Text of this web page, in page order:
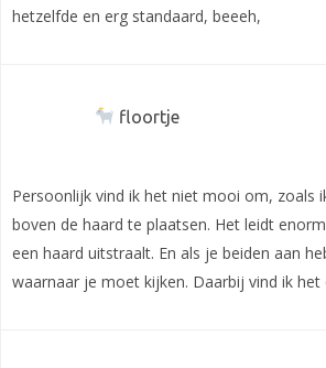
hetzelfde en erg standaard, beeeh,
floortje
Persoonlijk vind ik het niet mooi om, zoals
boven de haard te plaatsen. Het leidt
een haard uitstraalt. En als je beiden aan
waarnaar je moet kijken. Daarbij vind ik